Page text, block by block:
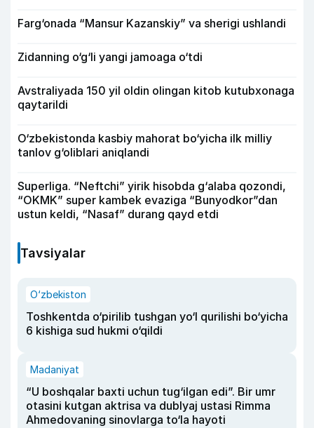
Farg‘onada “Mansur Kazanskiy” va sherigi ushlandi
Zidanning o‘g‘li yangi jamoaga o‘tdi
Avstraliyada 150 yil oldin olingan kitob kutubxonaga
qaytarildi
O‘zbekistonda kasbiy mahorat bo‘yicha ilk milliy
tanlov g‘oliblari aniqlandi
Superliga. “Neftchi” yirik hisobda g‘alaba qozondi,
“OKMK” super kambek evaziga “Bunyodkor”dan
ustun keldi, “Nasaf” durang qayd etdi
Tavsiyalar
O‘zbekiston
Toshkentda o‘pirilib tushgan yo‘l qurilishi bo‘yicha
6 kishiga sud hukmi o‘qildi
Madaniyat
“U boshqalar baxti uchun tug‘ilgan edi”. Bir umr
otasini kutgan aktrisa va dublyaj ustasi Rimma
Ahmedovaning sinovlarga to‘la hayoti